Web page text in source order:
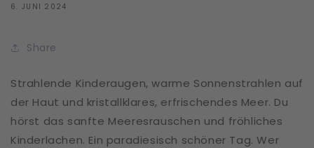
6. JUNI 2024
Share
Strahlende Kinderaugen, warme Sonnenstrahlen auf
der Haut und kristallklares, erfrischendes Meer. Du
hörst das sanfte Meeresrauschen und fröhliches
Kinderlachen. Ein paradiesisch schöner Tag. Wer